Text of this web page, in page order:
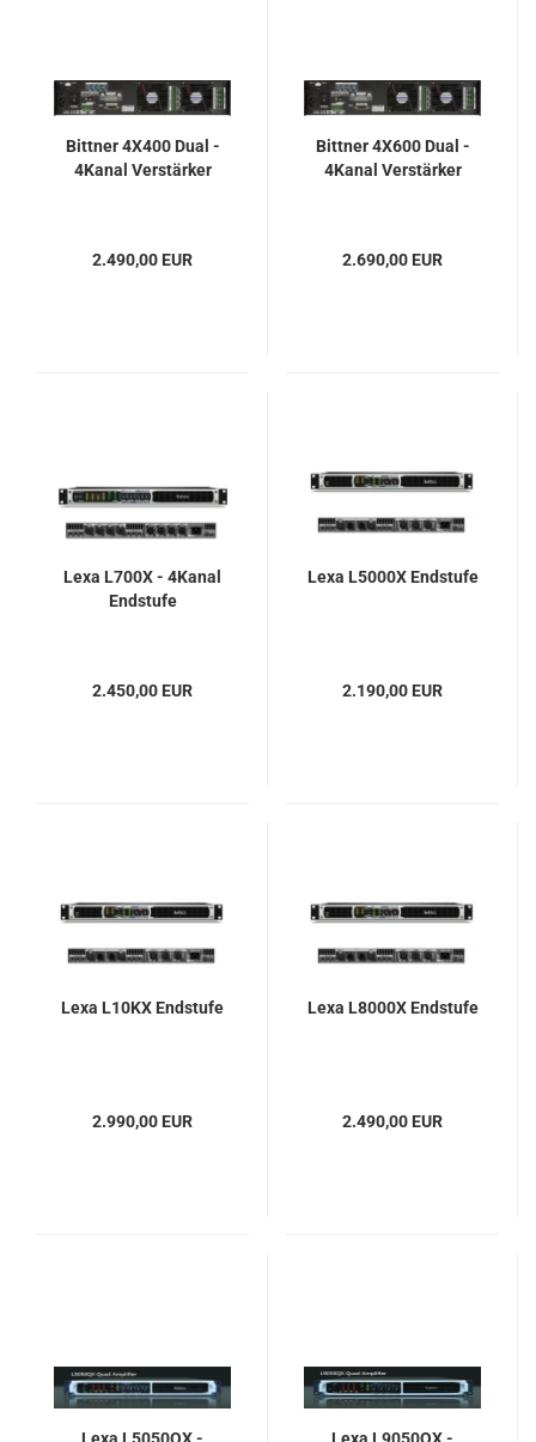
Bittner 4X400 Dual -
4Kanal Verstärker
2.490,00 EUR
Bittner 4X600 Dual -
4Kanal Verstärker
2.690,00 EUR
Lexa L700X - 4Kanal
Endstufe
2.450,00 EUR
Lexa L5000X Endstufe
2.190,00 EUR
Lexa L10KX Endstufe
2.990,00 EUR
Lexa L8000X Endstufe
2.490,00 EUR